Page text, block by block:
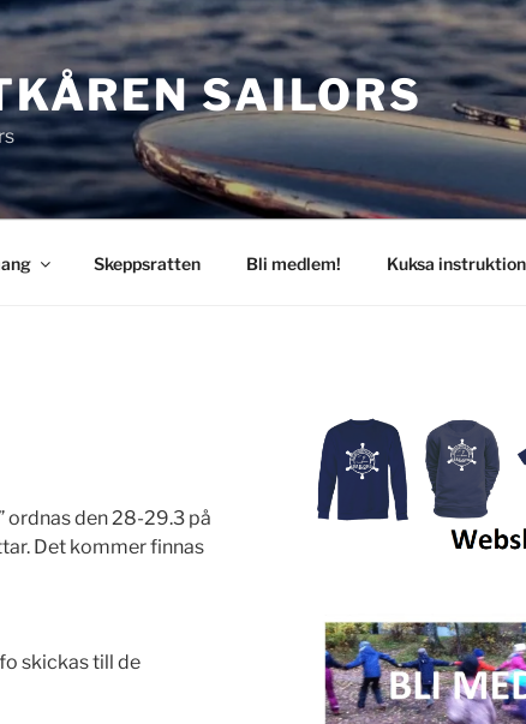
SAILORS
Skeppsratten Bli medlem! Kuksa
ordnas den 28-29.3 på
Det kommer finnas
skickas till de